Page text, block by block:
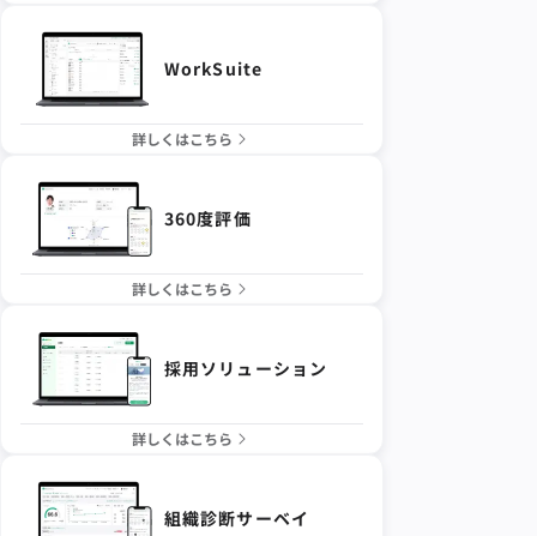
WorkSuite
詳しくはこちら
360度評価
詳しくはこちら
採用ソリューション
詳しくはこちら
組織診断サーベイ